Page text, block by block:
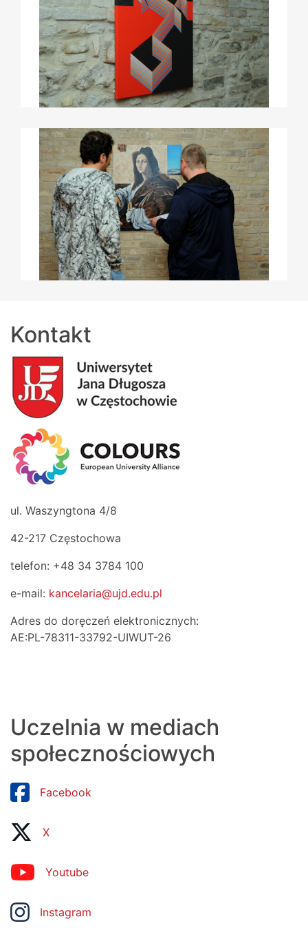
Kontakt
ul. Waszyngtona 4/8
42-217 Częstochowa
telefon: +48 34 3784 100
e-mail: kancelaria@ujd.edu.pl
Adres do doręczeń elektronicznych:
AE:PL-78311-33792-UIWUT-26
Uczelnia w mediach
społecznościowych
Facebook
X
Youtube
Instagram